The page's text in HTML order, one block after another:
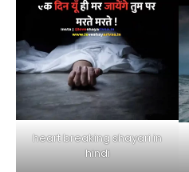
heart breaking shayari in
hindi